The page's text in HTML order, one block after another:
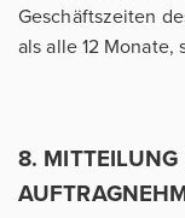
Geschäftszeiten
als alle 12 Monate,
8. MITTEILUNG